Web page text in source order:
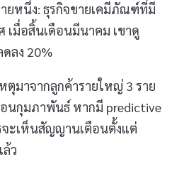
ายหนึ่ง: ธุรกิจขายเคมีภัณฑ์ที่มี
เมื่อสิ้นเดือนมีนาคม เขาดู
ลง 20%
ตุมาจากลูกค้ารายใหญ่ 3 ราย
นกุมภาพันธ์ หากมี predictive
จะเห็นสัญญานเตือนตั้งแต่
ว